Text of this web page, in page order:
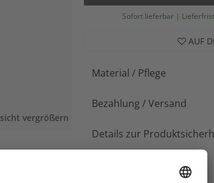
vergrößern
Sofort lieferbar |
AUF
Material / Pflege
Bezahlung / Versand
Details zur